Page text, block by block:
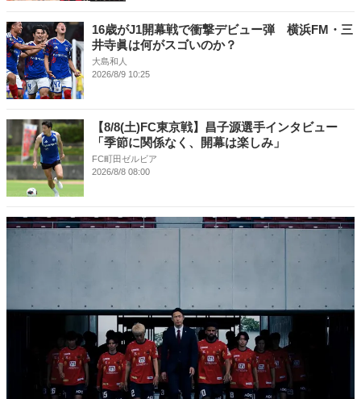
16歳がJ1開幕戦で衝撃デビュー弾 横浜FM・三
井寺眞は何がスゴいのか？
大島和人
2026/8/9 10:25
【8/8(土)FC東京戦】昌子源選手インタビュー
「季節に関係なく、開幕は楽しみ」
FC町田ゼルビア
2026/8/8 08:00